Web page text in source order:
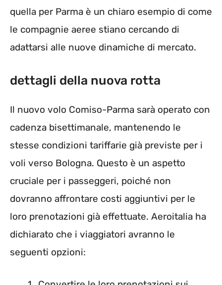
quella per Parma è un chiaro esempio di come
le compagnie aeree stiano cercando di
adattarsi alle nuove dinamiche di mercato.
dettagli della nuova rotta
Il nuovo volo Comiso-Parma sarà operato con
cadenza bisettimanale, mantenendo le
stesse condizioni tariffarie già previste per i
voli verso Bologna. Questo è un aspetto
cruciale per i passeggeri, poiché non
dovranno affrontare costi aggiuntivi per le
loro prenotazioni già effettuate. Aeroitalia ha
dichiarato che i viaggiatori avranno le
seguenti opzioni: